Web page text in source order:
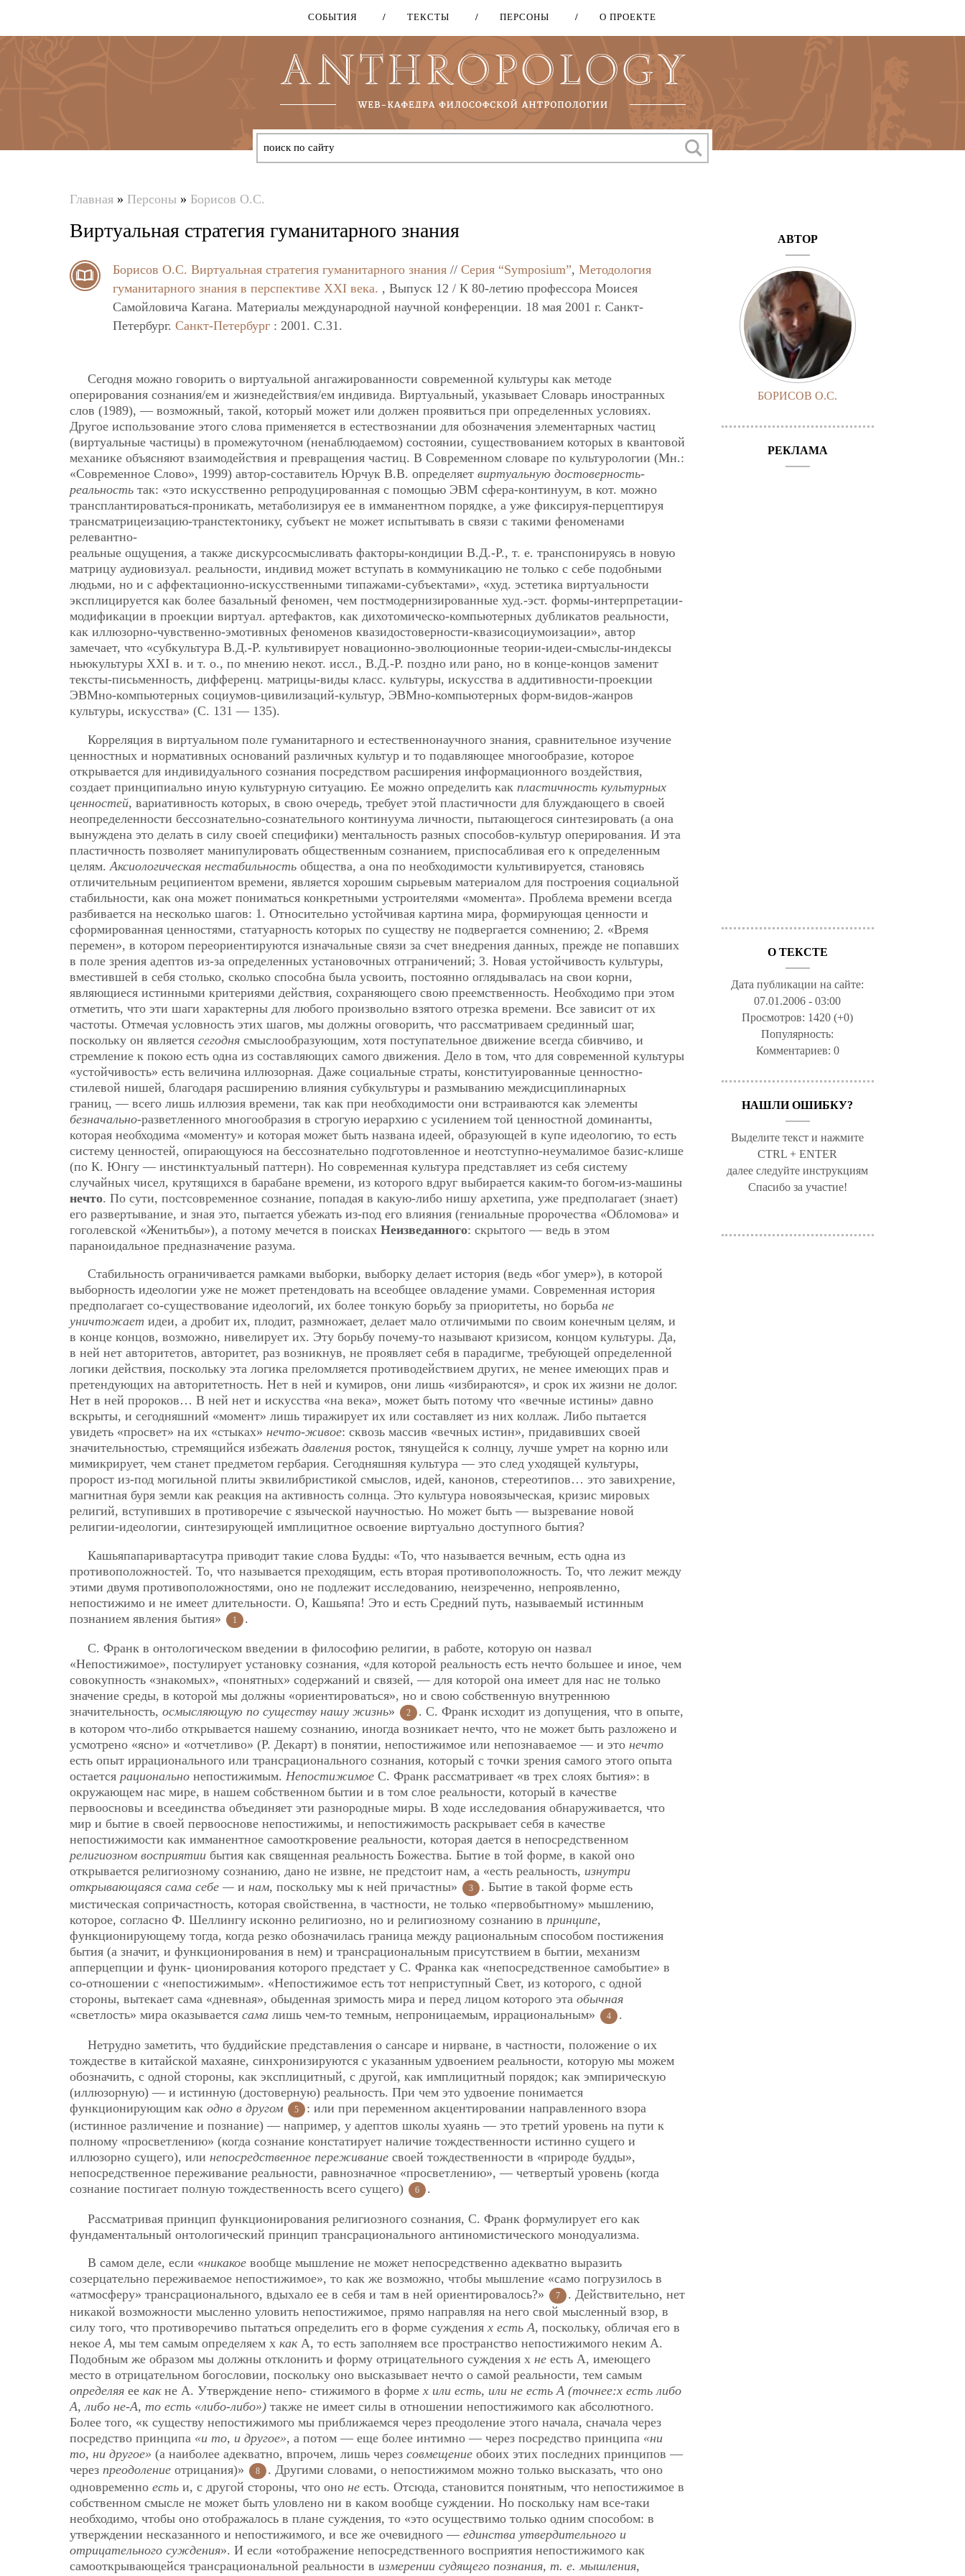
Перейти
основному
содержанию
СОБЫТИЯ ТЕКСТЫ ПЕРСОНЫ О ПРОЕКТЕ
здесь
Главная » Персоны » Борисов О.С.
Виртуальная стратегия гуманитарного знания
Борисов О.С. Виртуальная стратегия гуманитарного знания // Серия “Symposium”, Методология
гуманитарного знания в перспективе XXI века. , Выпуск 12 / К 80-летию профессора Моисея
Самойловича Кагана. Материалы международной научной конференции. 18 мая 2001 г. Санкт-
Петербург. Санкт-Петербург : 2001. C.31.
Сегодня можно говорить о виртуальной ангажированности современной культуры как методе
оперирования сознания/ем и жизнедействия/ем индивида. Виртуальный, указывает Словарь иностранных
слов (1989), — возможный, такой, который может или должен проявиться при определенных условиях.
Другое использование этого слова применяется в естествознании для обозначения элементарных частиц
(виртуальные частицы) в промежуточном (ненаблюдаемом) состоянии, существованием которых в квантовой
механике объясняют взаимодействия и превращения частиц. В Современном словаре по культурологии (Мн.:
«Современное Слово», 1999) автор-составитель Юрчук В.В. определяет виртуальную достоверность-
реальность так: «это искусственно репродуцированная с помощью ЭВМ сфера-континуум, в кот. можно
трансплантироваться-проникать, метаболизируя ее в имманентном порядке, а уже фиксируя-перцептируя
трансматрицеизацию-транстектонику, субъект не может испытывать в связи с такими феноменами
релевантно-
реальные ощущения, а также дискурсосмысливать факторы-кондиции В.Д.-Р., т. е. транспонируясь в новую
матрицу аудиовизуал. реальности, индивид может вступать в коммуникацию не только с себе подобными
людьми, но и с аффектационно-искусственными типажами-субъектами», «худ. эстетика виртуальности
эксплицируется как более базальный феномен, чем постмодернизированные худ.-эст. формы-интерпретации-
модификации в проекции виртуал. артефактов, как дихотомическо-компьютерных дубликатов реальности,
как иллюзорно-чувственно-эмотивных феноменов квазидостоверности-квазисоциумоизации», автор
замечает, что «субкультура В.Д.-Р. культивирует новационно-эволюционные теории-идеи-смыслы-индексы
ньюкультуры XXI в. и т. о., по мнению некот. иссл., В.Д.-Р. поздно или рано, но в конце-концов заменит
тексты-письменность, дифференц. матрицы-виды класс. культуры, искусства в аддитивности-проекции
ЭВМно-компьютерных социумов-цивилизаций-культур, ЭВМно-компьютерных форм-видов-жанров
культуры, искусства» (С. 131 — 135).
Корреляция в виртуальном поле гуманитарного и естественнонаучного знания, сравнительное изучение
ценностных и нормативных оснований различных культур и то подавляющее многообразие, которое
открывается для индивидуального сознания посредством расширения информационного воздействия,
создает принципиально иную культурную ситуацию. Ее можно определить как пластичность культурных
ценностей, вариативность которых, в свою очередь, требует этой пластичности для блуждающего в своей
неопределенности бессознательно-сознательного континуума личности, пытающегося синтезировать (а она
вынуждена это делать в силу своей специфики) ментальность разных способов-культур оперирования. И эта
пластичность позволяет манипулировать общественным сознанием, приспосабливая его к определенным
целям. Аксиологическая нестабильность общества, а она по необходимости культивируется, становясь
отличительным реципиентом времени, является хорошим сырьевым материалом для построения социальной
стабильности, как она может пониматься конкретными устроителями «момента». Проблема времени всегда
разбивается на несколько шагов: 1. Относительно устойчивая картина мира, формирующая ценности и
сформированная ценностями, статуарность которых по существу не подвергается сомнению; 2. «Время
перемен», в котором переориентируются изначальные связи за счет внедрения данных, прежде не попавших
в поле зрения адептов из-за определенных установочных отграничений; 3. Новая устойчивость культуры,
вместившей в себя столько, сколько способна была усвоить, постоянно оглядывалась на свои корни,
являющиеся истинными критериями действия, сохраняющего свою преемственность. Необходимо при этом
отметить, что эти шаги характерны для любого произвольно взятого отрезка времени. Все зависит от их
частоты. Отмечая условность этих шагов, мы должны оговорить, что рассматриваем срединный шаг,
поскольку он является сегодня смыслообразующим, хотя поступательное движение всегда сбивчиво, и
стремление к покою есть одна из составляющих самого движения. Дело в том, что для современной культуры
«устойчивость» есть величина иллюзорная. Даже социальные страты, конституированные ценностно-
стилевой нишей, благодаря расширению влияния субкультуры и размыванию междисциплинарных
границ, — всего лишь иллюзия времени, так как при необходимости они встраиваются как элементы
безначально-разветленного многообразия в строгую иерархию с усилением той ценностной доминанты,
которая необходима «моменту» и которая может быть названа идеей, образующей в купе идеологию, то есть
систему ценностей, опирающуюся на бессознательно подготовленное и неотступно-неумалимое базис-клише
(по К. Юнгу — инстинктуальный паттерн). Но современная культура представляет из себя систему
случайных чисел, крутящихся в барабане времени, из которого вдруг выбирается каким-то богом-из-машины
нечто. По сути, постсовременное сознание, попадая в какую-либо нишу архетипа, уже предполагает (знает)
его развертывание, и зная это, пытается убежать из-под его влияния (гениальные пророчества «Обломова» и
гоголевской «Женитьбы»), а потому мечется в поисках Неизведанного: скрытого — ведь в этом
параноидальное предназначение разума.
Стабильность ограничивается рамками выборки, выборку делает история (ведь «бог умер»), в которой
выборность идеологии уже не может претендовать на всеобщее овладение умами. Современная история
предполагает со-существование идеологий, их более тонкую борьбу за приоритеты, но борьба не
уничтожает идеи, а дробит их, плодит, размножает, делает мало отличимыми по своим конечным целям, и
в конце концов, возможно, нивелирует их. Эту борьбу почему-то называют кризисом, концом культуры. Да,
в ней нет авторитетов, авторитет, раз возникнув, не проявляет себя в парадигме, требующей определенной
логики действия, поскольку эта логика преломляется противодействием других, не менее имеющих прав и
претендующих на авторитетность. Нет в ней и кумиров, они лишь «избираются», и срок их жизни не долог.
Нет в ней пророков… В ней нет и искусства «на века», может быть потому что «вечные истины» давно
вскрыты, и сегодняшний «момент» лишь тиражирует их или составляет из них коллаж. Либо пытается
увидеть «просвет» на их «стыках» нечто-живое: сквозь массив «вечных истин», придавивших своей
значительностью, стремящийся избежать давления росток, тянущейся к солнцу, лучше умрет на корню или
мимикрирует, чем станет предметом гербария. Сегодняшняя культура — это след уходящей культуры,
пророст из-под могильной плиты эквилибристикой смыслов, идей, канонов, стереотипов… это завихрение,
магнитная буря земли как реакция на активность солнца. Это культура новоязыческая, кризис мировых
религий, вступивших в противоречие с языческой научностью. Но может быть — вызревание новой
религии-идеологии, синтезирующей имплицитное освоение виртуально доступного бытия?
Кашьяпапаривартасутра приводит такие слова Будды: «То, что называется вечным, есть одна из
противоположностей. То, что называется преходящим, есть вторая противоположность. То, что лежит между
этими двумя противоположностями, оно не подлежит исследованию, неизреченно, непроявленно,
непостижимо и не имеет длительности. О, Кашьяпа! Это и есть Средний путь, называемый истинным
познанием явления бытия»
1 .
С. Франк в онтологическом введении в философию религии, в работе, которую он назвал
«Непостижимое», постулирует установку сознания, «для которой реальность есть нечто большее и иное, чем
совокупность «знакомых», «понятных» содержаний и связей, — для которой она имеет для нас не только
значение среды, в которой мы должны «ориентироваться», но и свою собственную внутреннюю
значительность, осмысляющую по существу нашу жизнь» 2
. С. Франк исходит из допущения, что в опыте,
в котором что-либо открывается нашему сознанию, иногда возникает нечто, что не может быть разложено и
усмотрено «ясно» и «отчетливо» (Р. Декарт) в понятии, непостижимое или непознаваемое — и это нечто
есть опыт иррационального или трансрационального сознания, который с точки зрения самого этого опыта
остается рационально непостижимым. Непостижимое С. Франк рассматривает «в трех слоях бытия»: в
окружающем нас мире, в нашем собственном бытии и в том слое реальности, который в качестве
первоосновы и всеединства объединяет эти разнородные миры. В ходе исследования обнаруживается, что
мир и бытие в своей первооснове непостижимы, и непостижимость раскрывает себя в качестве
непостижимости как имманентное самооткровение реальности, которая дается в непосредственном
религиозном восприятии бытия как священная реальность Божества. Бытие в той форме, в какой оно
открывается религиозному сознанию, дано не извне, не предстоит нам, а «есть реальность, изнутри
открывающаяся сама себе — и нам, поскольку мы к ней причастны» 3
. Бытие в такой форме есть
мистическая сопричастность, которая свойственна, в частности, не только «первобытному» мышлению,
которое, согласно Ф. Шеллингу исконно религиозно, но и религиозному сознанию в принципе,
функционирующему тогда, когда резко обозначилась граница между рациональным способом постижения
бытия (а значит, и функционирования в нем) и трансрациональным присутствием в бытии, механизм
апперцепции и функ- ционирования которого предстает у С. Франка как «непосредственное самобытие» в
со-отношении с «непостижимым». «Непостижимое есть тот неприступный Свет, из которого, с одной
стороны, вытекает сама «дневная», обыденная зримость мира и перед лицом которого эта обычная
«светлость» мира оказывается сама лишь чем-то темным, непроницаемым, иррациональным» 4 .
Нетрудно заметить, что буддийские представления о сансаре и нирване, в частности, положение о их
тождестве в китайской махаяне, синхронизируются с указанным удвоением реальности, которую мы можем
обозначить, с одной стороны, как эксплицитный, с другой, как имплицитный порядок; как эмпирическую
(иллюзорную) — и истинную (достоверную) реальность. При чем это удвоение понимается
функционирующим как одно в другом 5
: или при переменном акцентировании направленного взора
(истинное различение и познание) — например, у адептов школы хуаянь — это третий уровень на пути к
полному «просветлению» (когда сознание констатирует наличие тождественности истинно сущего и
иллюзорно сущего), или непосредственное переживание своей тождественности в «природе будды»,
непосредственное переживание реальности, равнозначное «просветлению», — четвертый уровень (когда
сознание постигает полную тождественность всего сущего)
6 .
Рассматривая принцип функционирования религиозного сознания, С. Франк формулирует его как
фундаментальный онтологический принцип трансрационального антиномистического монодуализма.
В самом деле, если «никакое вообще мышление не может непосредственно адекватно выразить
созерцательно переживаемое непостижимое», то как же возможно, чтобы мышление «само погрузилось в
«атмосферу» трансрационального, вдыхало ее в себя и там в ней ориентировалось?»
7
. Действительно, нет
никакой возможности мысленно уловить непостижимое, прямо направляя на него свой мысленный взор, в
силу того, что противоречиво пытаться определить его в форме суждения х есть А, поскольку, обличая его в
некоеА, мы тем самым определяем х какА, то есть заполняем все пространство непостижимого неким А.
Подобным же образом мы должны отклонить и форму отрицательного суждения х не есть А, имеющего
место в отрицательном богословии, поскольку оно высказывает нечто о самой реальности, тем самым
определяя ее какне А. Утверждение непо- стижимого в форме х или есть, или не есть А (точнее:х есть либо
А, либо не-А, то есть «либо-либо») также не имеет силы в отношении непостижимого как абсолютного.
Более того, «к существу непостижимого мы приближаемся через преодоление этого начала, сначала через
посредство принципа «и то, и другое», а потом — еще более интимно — через посредство принципа «ни
то, ни другое» (а наиболее адекватно, впрочем, лишь через совмещение обоих этих последних принципов —
через преодоление отрицания)» 8
. Другими словами, о непостижимом можно только высказать, что оно
одновременно есть и, с другой стороны, что оно не есть. Отсюда, становится понятным, что непостижимое в
собственном смысле не может быть уловлено ни в каком вообще суждении. Но поскольку нам все-таки
необходимо, чтобы оно отображалось в плане суждения, то «это осуществимо только одним способом: в
утверждении несказанного и непостижимого, и все же очевидного — единства утвердительного и
отрицательного суждения». И если «отображение непосредственного восприятия непостижимого как
самооткрывающейся трансрациональной реальности в измерении судящего познания, т. е. мышления,
АВТОР
БОРИСОВ О.С.
РЕКЛАМА
О ТЕКСТЕ
Дата публикации на сайте:
07.01.2006 - 03:00
Просмотров: 1420 (+0)
Популярность:
Комментариев: 0
НАШЛИ ОШИБКУ?
Выделите текст и нажмите
CTRL + ENTER
далее следуйте инструкциям
Спасибо за участие!